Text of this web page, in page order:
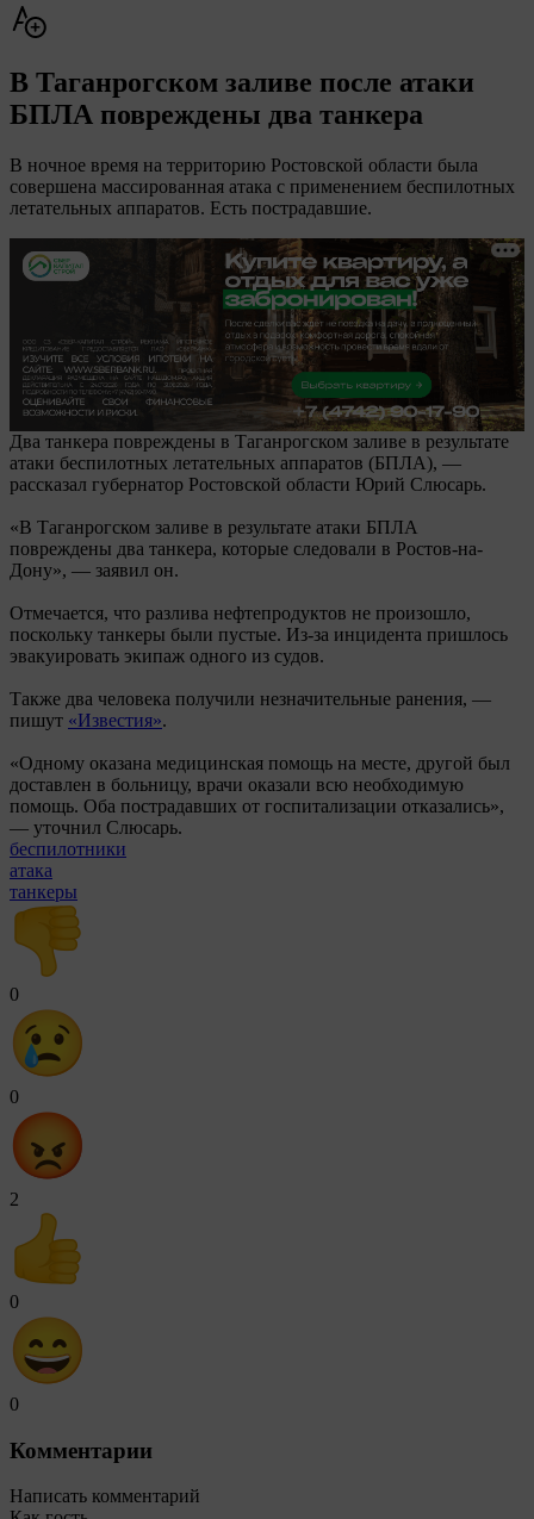
В Таганрогском заливе после атаки
БПЛА повреждены два танкера
В ночное время на территорию Ростовской области была
совершена массированная атака с применением беспилотных
летательных аппаратов. Есть пострадавшие.
Два танкера повреждены в Таганрогском заливе в результате
атаки беспилотных летательных аппаратов (БПЛА), —
рассказал губернатор Ростовской области Юрий Слюсарь.
«В Таганрогском заливе в результате атаки БПЛА
повреждены два танкера, которые следовали в Ростов-на-
Дону», — заявил он.
Отмечается, что разлива нефтепродуктов не произошло,
поскольку танкеры были пустые. Из-за инцидента пришлось
эвакуировать экипаж одного из судов.
Также два человека получили незначительные ранения, —
пишут «Известия».
«Одному оказана медицинская помощь на месте, другой был
доставлен в больницу, врачи оказали всю необходимую
помощь. Оба пострадавших от госпитализации отказались»,
— уточнил Слюсарь.
беспилотники
атака
танкеры
0
0
2
0
0
Комментарии
Написать комментарий